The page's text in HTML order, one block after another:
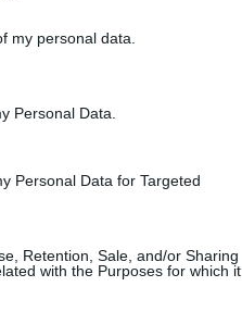
my personal data.
Personal Data.
Personal Data for Targeted
Retention, Sale, and/or Sharing
with the Purposes for which it
de Italia por los nuevos
que los controles a viajeros